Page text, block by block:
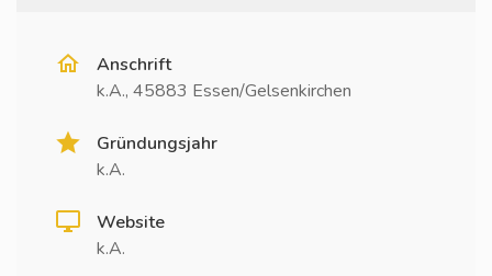
Anschrift
k.A., 45883 Essen/Gelsenkirchen
Gründungsjahr
k.A.
Website
k.A.